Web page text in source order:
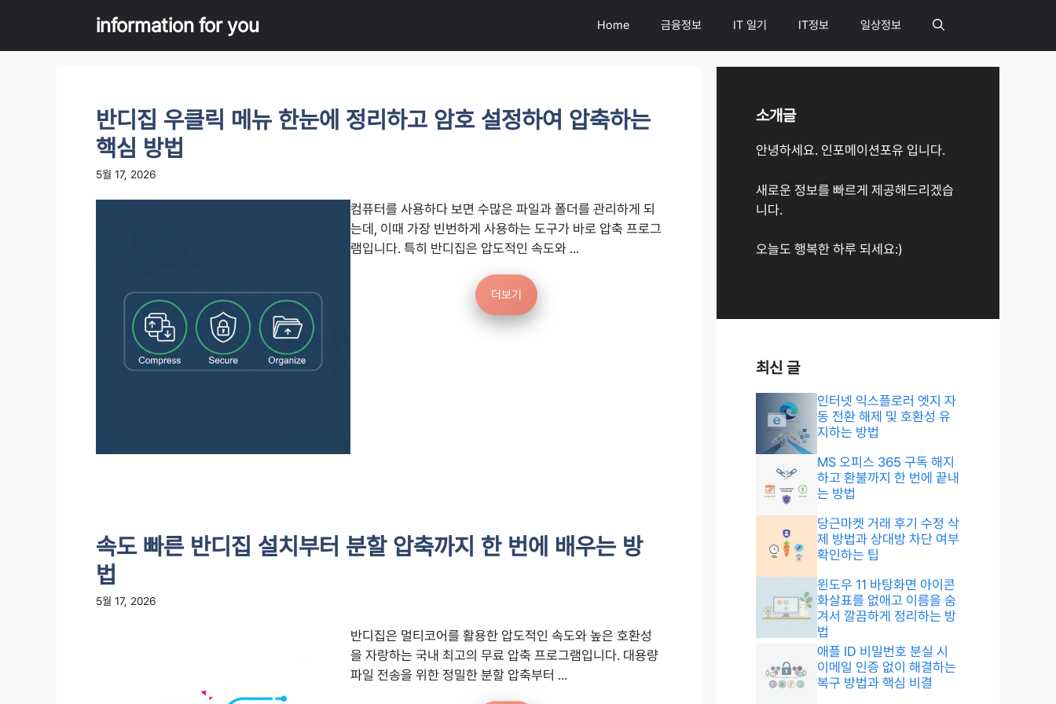
content
information for you Home 금융정보 IT 일기 IT정보 일상정보
반디집 우클릭 메뉴 한눈에 정리하고 암호 설정하여 압축하는
핵심 방법
5월 17, 2026
컴퓨터를 사용하다 보면 수많은 파일과 폴더를 관리하게 되
는데, 이때 가장 빈번하게 사용하는 도구가 바로 압축 프로그
램입니다. 특히 반디집은 압도적인 속도와 ...
더보기
속도 빠른 반디집 설치부터 분할 압축까지 한 번에 배우는 방
법
5월 17, 2026
반디집은 멀티코어를 활용한 압도적인 속도와 높은 호환성
을 자랑하는 국내 최고의 무료 압축 프로그램입니다. 대용량
파일 전송을 위한 정밀한 분할 압축부터 ...
소개글
안녕하세요. 인포메이션포유 입니다.
새로운 정보를 빠르게 제공해드리겠습
니다.
오늘도 행복한 하루 되세요:)
최신 글
인터넷 익스플로러 엣지 자
동 전환 해제 및 호환성 유
지하는 방법
MS 오피스 365 구독 해지
하고 환불까지 한 번에 끝내
는 방법
당근마켓 거래 후기 수정 삭
제 방법과 상대방 차단 여부
확인하는 팁
윈도우 11 바탕화면 아이콘
화살표를 없애고 이름을 숨
겨서 깔끔하게 정리하는 방
법
애플 ID 비밀번호 분실 시
이메일 인증 없이 해결하는
복구 방법과 핵심 비결